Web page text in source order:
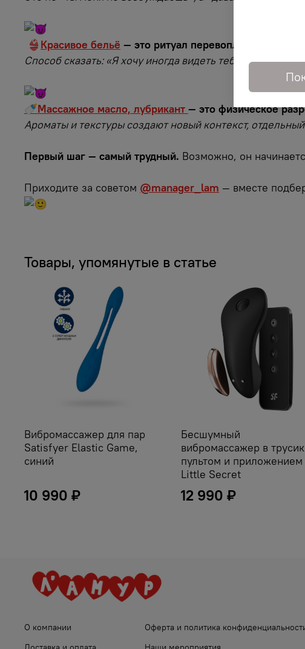
👙 Красивое бельё — это ритуал перевоплощения.
Способ сказать: «Я хочу иногда видеть тебя не
🍼Массажное масло, лубрикант — это физическое
Ароматы и текстуры создают новый контекст,
Первый шаг — самый трудный. Возможно, он
Приходите за советом @manager_lam — вместе
Товары, упомянутые в статье
Вибромассажер для пар
Satisfyer Elastic Game,
синий
10 990 ₽
Бесшумный
вибромассажер в
пультом и приложением
Little Secret
12 990 ₽
О компании
Оферта и политика